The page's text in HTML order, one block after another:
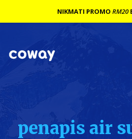
penapis air
NIKMATI PROMO RM20